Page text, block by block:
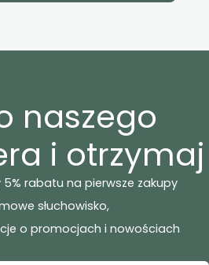
naszego
i otrzymaj
rabatu na pierwsze zakupy
słuchowisko,
o promocjach i nowościach